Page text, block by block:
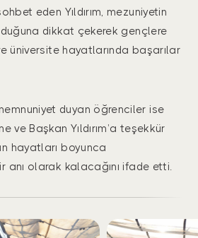
eden Yıldırım, mezuniyetin
dikkat çekerek gençlere
üniversite hayatlarında başarılar
duyan öğrenciler ise
ve Başkan Yıldırım’a teşekkür
hayatları boyunca
anı olarak kalacağını ifade etti.